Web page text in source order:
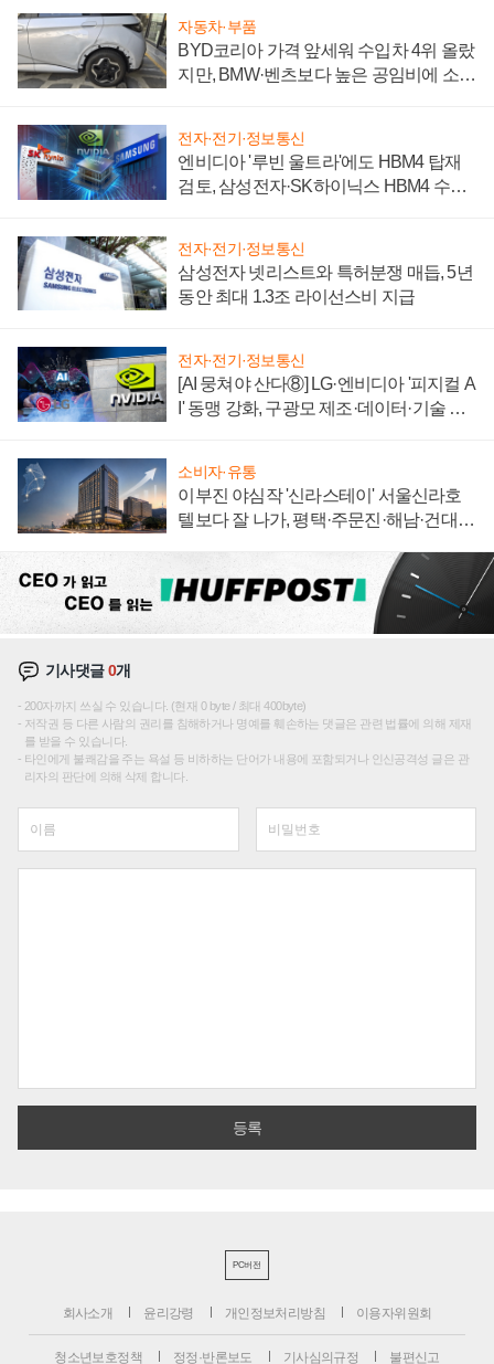
자동차·부품
BYD코리아 가격 앞세워 수입차 4위 올랐
지만, BMW·벤츠보다 높은 공임비에 소비
전자·전기·정보통신
엔비디아 '루빈 울트라'에도 HBM4 탑재
검토, 삼성전자·SK하이닉스 HBM4 수율
전자·전기·정보통신
삼성전자 넷리스트와 특허분쟁 매듭, 5년
동안 최대 1.3조 라이선스비 지급
전자·전기·정보통신
[AI 뭉쳐야 산다⑧] LG·엔비디아 '피지컬 A
I' 동맹 강화, 구광모 제조·데이터·기술 결
소비자·유통
이부진 야심작 '신라스테이' 서울신라호
텔보다 잘 나가, 평택·주문진·해남·건대로
기사댓글0개
200자까지 쓰실 수 있습니다. (현재 0 byte / 최대 400byte)
저작권 등 다른 사람의 권리를 침해하거나 명예를 훼손하는 댓글은 관련 법률에 의해 제재
를 받을 수 있습니다.
타인에게 불쾌감을 주는 욕설 등 비하하는 단어가 내용에 포함되거나 인신공격성 글은 관
리자의 판단에 의해 삭제 합니다.
PC버전
회사소개 윤리강령 개인정보처리방침 이용자위원회
청소년보호정책 정정·반론보도 기사심의규정 불편신고